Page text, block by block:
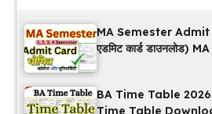
MA Semester Admit
एडमिट कार्ड डाउनलोड)
BA Time Table
Time Table